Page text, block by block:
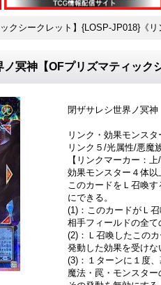
クシークレット】{LOSP-JP018}《リ
ノ冥神【OFプリズマティック
閉ザサレシ世界ノ冥神
リンク・効果モンスタ
リンク５/光属性/悪魔
【リンクマーカー：
効果モンスター４体以
このカードをＬ召喚
にできる。
(1)：このカードがＬ
相手フィールドの全て
(2)：Ｌ召喚したこの
発動した効果を受けな
(3)：１ターンに１度
魔法・罠・モンスター